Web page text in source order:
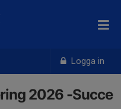
Logga in
2026 -Succe